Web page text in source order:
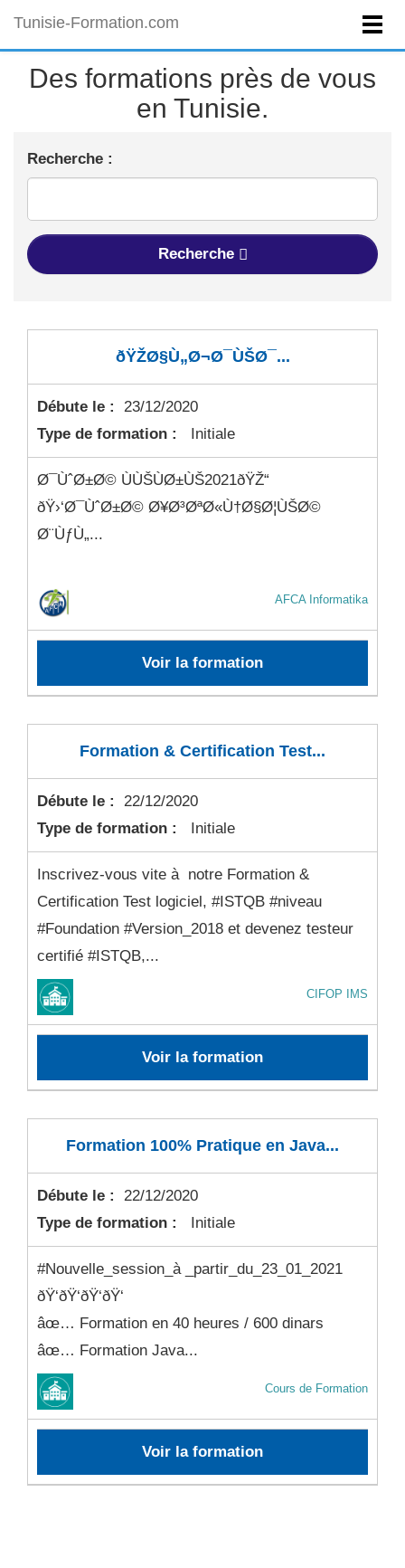
Tunisie-Formation.com
Des formations près de vous
en Tunisie.
Recherche :
Recherche
ðŸŽØ§Ù„Ø¬Ø¯ÙŠØ¯...
Débute le :
23/12/2020
Type de formation :
Initiale
Ø¯ÙˆØ±Ø© ÙÙŠÙØ±ÙŠ2021ðŸŽ“
ðŸ›‘Ø¯ÙˆØ±Ø© Ø¥Ø³ØªØ«Ù†Ø§Ø¦ÙŠØ©
Ø¨ÙƒÙ„...
AFCA Informatika
Voir la formation
Formation & Certification Test...
Débute le :
22/12/2020
Type de formation :
Initiale
Inscrivez-vous vite à notre Formation &
Certification Test logiciel, #ISTQB #niveau
#Foundation #Version_2018 et devenez testeur
certifié #ISTQB,...
CIFOP IMS
Voir la formation
Formation 100% Pratique en Java...
Débute le :
22/12/2020
Type de formation :
Initiale
#Nouvelle_session_à _partir_du_23_01_2021
ðŸ‘ðŸ‘ðŸ‘ðŸ‘
âœ… Formation en 40 heures / 600 dinars
âœ… Formation Java...
Cours de Formation
Voir la formation